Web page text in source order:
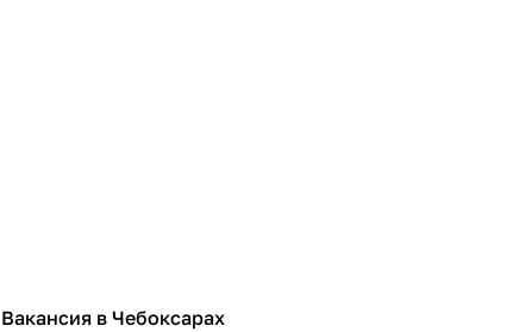
Вакансия в Чебоксарах